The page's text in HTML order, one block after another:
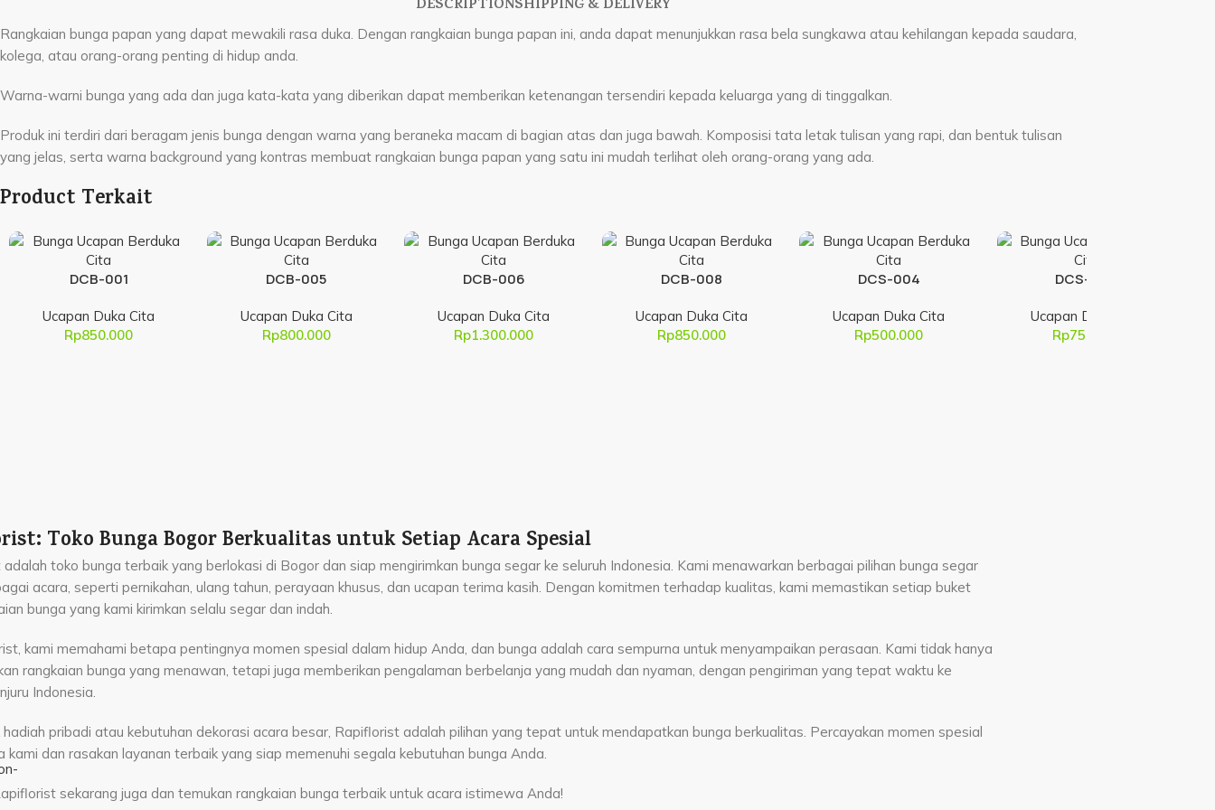
DESCRIPTIONSHIPPING & DELIVERY
Rangkaian bunga papan yang dapat mewakili rasa duka. Dengan rangkaian bunga papan ini, anda dapat menunjukkan rasa bela sungkawa atau kehilangan kepada saudara,
kolega, atau orang-orang penting di hidup anda.
Warna-warni bunga yang ada dan juga kata-kata yang diberikan dapat memberikan ketenangan tersendiri kepada keluarga yang di tinggalkan.
Produk ini terdiri dari beragam jenis bunga dengan warna yang beraneka macam di bagian atas dan juga bawah. Komposisi tata letak tulisan yang rapi, dan bentuk tulisan
yang jelas, serta warna background yang kontras membuat rangkaian bunga papan yang satu ini mudah terlihat oleh orang-orang yang ada.
Product Terkait
DCB-001
Ucapan Duka Cita
Rp850.000
DCB-005
Ucapan Duka Cita
Rp800.000
DCB-006
Ucapan Duka Cita
Rp1.300.000
DCB-008
Ucapan Duka Cita
Rp850.000
DCS-004
Ucapan Duka Cita
Rp500.000
DCS-006
Ucapan Duka Cita
Rp750.000
Toko Bunga Bogor Berkualitas untuk Setiap Acara Spesial
toko bunga terbaik yang berlokasi di Bogor dan siap mengirimkan bunga segar ke seluruh Indonesia. Kami menawarkan berbagai pilihan bunga segar
acara, seperti pernikahan, ulang tahun, perayaan khusus, dan ucapan terima kasih. Dengan komitmen terhadap kualitas, kami memastikan setiap buket
bunga yang kami kirimkan selalu segar dan indah.
kami memahami betapa pentingnya momen spesial dalam hidup Anda, dan bunga adalah cara sempurna untuk menyampaikan perasaan. Kami tidak hanya
rangkaian bunga yang menawan, tetapi juga memberikan pengalaman berbelanja yang mudah dan nyaman, dengan pengiriman yang tepat waktu ke
Indonesia.
hadiah pribadi atau kebutuhan dekorasi acara besar, Rapiflorist adalah pilihan yang tepat untuk mendapatkan bunga berkualitas. Percayakan momen spesial
kami dan rasakan layanan terbaik yang siap memenuhi segala kebutuhan bunga Anda.
sekarang juga dan temukan rangkaian bunga terbaik untuk acara istimewa Anda!